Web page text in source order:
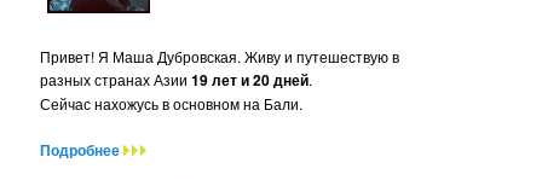
Привет! Я Маша Дубровская. Живу и путешествую в
разных странах Азии19 лет и 20 дней.
Сейчас нахожусь в основном на Бали.
Подробнее